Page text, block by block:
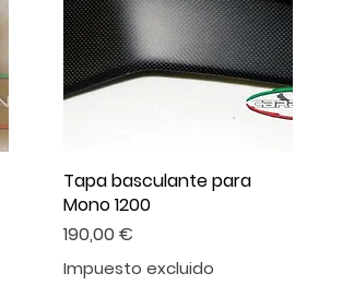
Tapa basculante para
Mono 1200
Precio
190,00 €
Impuesto excluido